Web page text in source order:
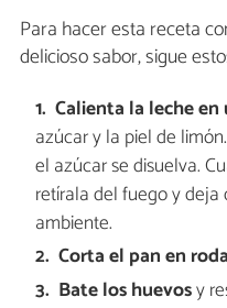
Para hacer esta receta
delicioso sabor, sigue
Calienta la leche
azúcar y la piel de
el azúcar se disuelva.
retírala del fuego y
ambiente.
Corta el pan en
Bate los huevosy